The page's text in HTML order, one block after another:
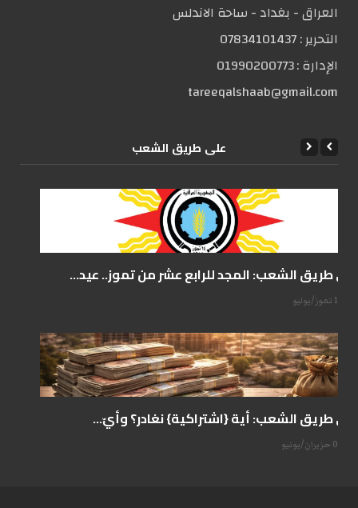
العراق - بغداد - ساحة الاندلس
التحریر :07834101437
الإدارة :01990200773
tareeqalshaab@gmail.com
علی طریق الشعب
على طريق الشعب: المجد للرابع عشر من تموز.. عيد...
14 تموز/يوليو
على طريق الشعب: أية {اشتراكية} نغادر؟ وأيّ...
07 حزيران/يونيو